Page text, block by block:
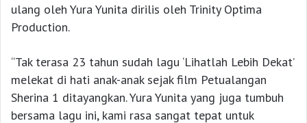
ulang oleh Yura Yunita dirilis oleh Trinity Optima
Production.
“Tak terasa 23 tahun sudah lagu ‘Lihatlah Lebih Dekat’
melekat di hati anak-anak sejak film Petualangan
Sherina 1 ditayangkan. Yura Yunita yang juga tumbuh
bersama lagu ini, kami rasa sangat tepat untuk